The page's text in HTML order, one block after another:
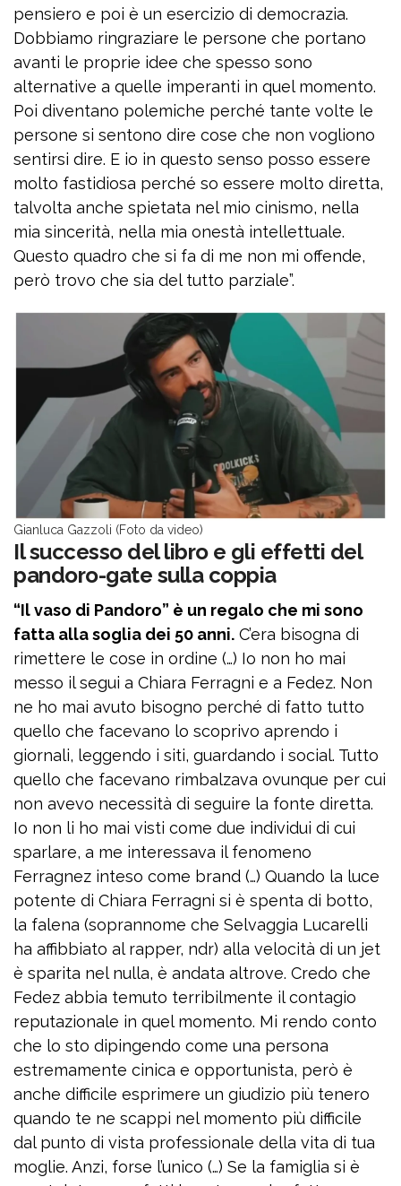
pensiero e poi è un esercizio di democrazia.
Dobbiamo ringraziare le persone che portano
avanti le proprie idee che spesso sono
alternative a quelle imperanti in quel momento.
Poi diventano polemiche perché tante volte le
persone si sentono dire cose che non vogliono
sentirsi dire. E io in questo senso posso essere
molto fastidiosa perché so essere molto diretta,
talvolta anche spietata nel mio cinismo, nella
mia sincerità, nella mia onestà intellettuale.
Questo quadro che si fa di me non mi offende,
però trovo che sia del tutto parziale”.
Gianluca Gazzoli (Foto da video)
Il successo del libro e gli effetti del
pandoro-gate sulla coppia
“Il vaso di Pandoro” è un regalo che mi sono
fatta alla soglia dei 50 anni. C’era bisogna di
rimettere le cose in ordine (…) Io non ho mai
messo il segui a Chiara Ferragni e a Fedez. Non
ne ho mai avuto bisogno perché di fatto tutto
quello che facevano lo scoprivo aprendo i
giornali, leggendo i siti, guardando i social. Tutto
quello che facevano rimbalzava ovunque per cui
non avevo necessità di seguire la fonte diretta.
Io non li ho mai visti come due individui di cui
sparlare, a me interessava il fenomeno
Ferragnez inteso come brand (…) Quando la luce
potente di Chiara Ferragni si è spenta di botto,
la falena (soprannome che Selvaggia Lucarelli
ha affibbiato al rapper, ndr) alla velocità di un jet
è sparita nel nulla, è andata altrove. Credo che
Fedez abbia temuto terribilmente il contagio
reputazionale in quel momento. Mi rendo conto
che lo sto dipingendo come una persona
estremamente cinica e opportunista, però è
anche difficile esprimere un giudizio più tenero
quando te ne scappi nel momento più difficile
dal punto di vista professionale della vita di tua
moglie. Anzi, forse l’unico (…) Se la famiglia si è